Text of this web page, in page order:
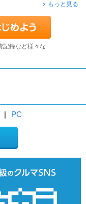
もっと見る
記録など様々な
| PC